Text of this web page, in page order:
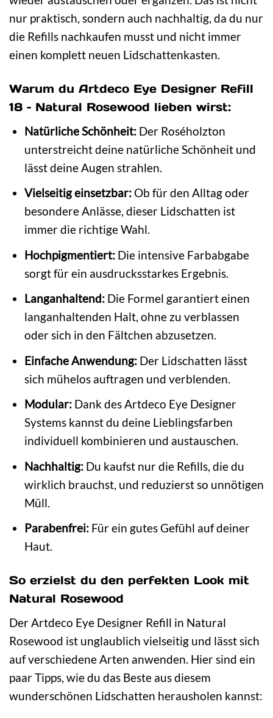
nur praktisch, sondern auch nachhaltig, da du nur
die Refills nachkaufen musst und nicht immer
einen komplett neuen Lidschattenkasten.
Warum du Artdeco Eye Designer Refill
18 – Natural Rosewood lieben wirst:
Natürliche Schönheit:Der Roséholzton
unterstreicht deine natürliche Schönheit und
lässt deine Augen strahlen.
Vielseitig einsetzbar:Ob für den Alltag oder
besondere Anlässe, dieser Lidschatten ist
immer die richtige Wahl.
Hochpigmentiert:Die intensive Farbabgabe
sorgt für ein ausdrucksstarkes Ergebnis.
Langanhaltend:Die Formel garantiert einen
langanhaltenden Halt, ohne zu verblassen
oder sich in den Fältchen abzusetzen.
Einfache Anwendung:Der Lidschatten lässt
sich mühelos auftragen und verblenden.
Modular:Dank des Artdeco Eye Designer
Systems kannst du deine Lieblingsfarben
individuell kombinieren und austauschen.
Nachhaltig:Du kaufst nur die Refills, die du
wirklich brauchst, und reduzierst so unnötigen
Müll.
Parabenfrei:Für ein gutes Gefühl auf deiner
Haut.
So erzielst du den perfekten Look mit
Natural Rosewood
Der Artdeco Eye Designer Refill in Natural
Rosewood ist unglaublich vielseitig und lässt sich
auf verschiedene Arten anwenden. Hier sind ein
paar Tipps, wie du das Beste aus diesem
wunderschönen Lidschatten herausholen kannst: